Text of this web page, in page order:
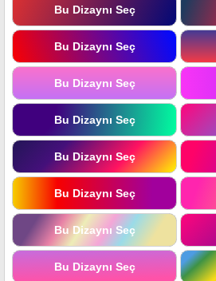
Bu Dizaynı Seç
Bu Dizaynı Seç
Bu Dizaynı Seç
Bu Dizaynı Seç
Bu Dizaynı Seç
Bu Dizaynı Seç
Bu Dizaynı Seç
Bu Dizaynı Seç